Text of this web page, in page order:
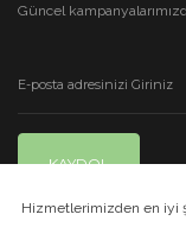
Güncel
KAYDOL
Hizmetlerimizden en iyi